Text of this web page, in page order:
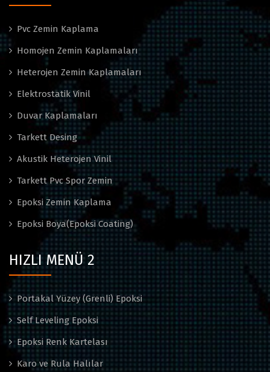
Pvc Zemin Kaplama
Homojen Zemin Kaplamaları
Heterojen Zemin Kaplamaları
Elektrostatik Vinil
Duvar Kaplamaları
Tarkett Desing
Akustik Heterojen Vinil
Tarkett Pvc Spor Zemin
Epoksi Zemin Kaplama
Epoksi Boya(Epoksi Coating)
HIZLI MENÜ 2
Portakal Yüzey (Grenli) Epoksi
Self Leveling Epoksi
Epoksi Renk Kartelası
Karo ve Rula Halılar